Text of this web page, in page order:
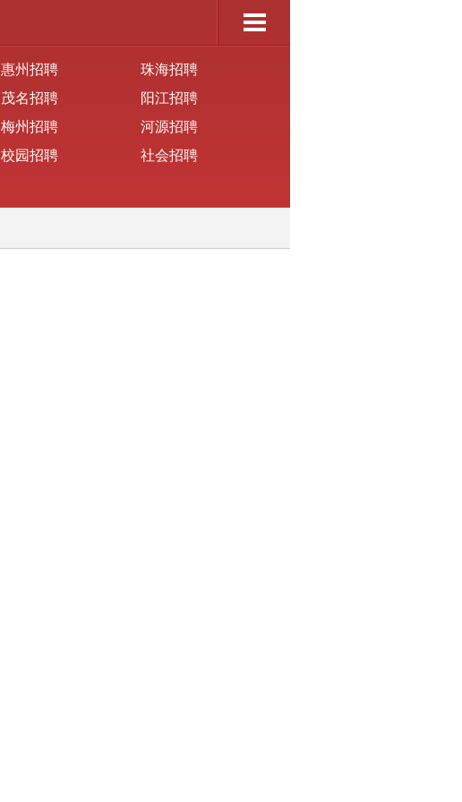
惠州招聘
珠海招聘
茂名招聘
阳江招聘
梅州招聘
河源招聘
校园招聘
社会招聘